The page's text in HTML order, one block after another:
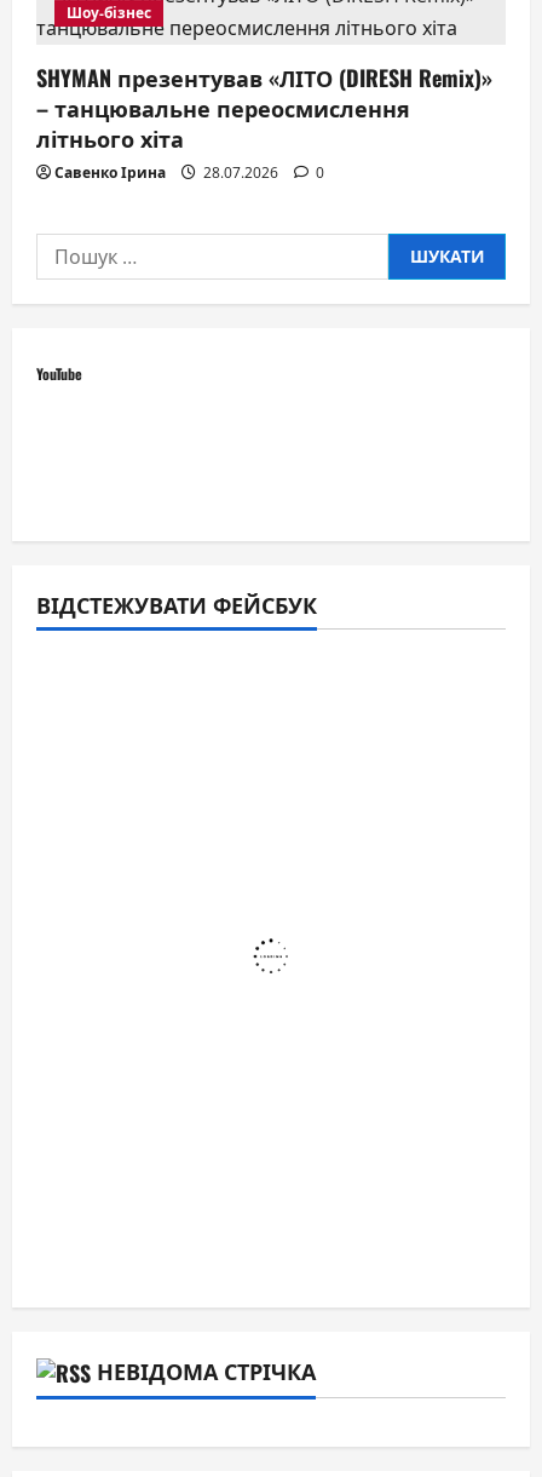
Шоу-бізнес
SHYMAN презентував «ЛІТО (DIRESH Remix)»
– танцювальне переосмислення
літнього хіта
Савенко Ірина 28.07.2026 0
Пошук:
YouTube
ВІДСТЕЖУВАТИ ФЕЙСБУК
НЕВІДОМА СТРІЧКА